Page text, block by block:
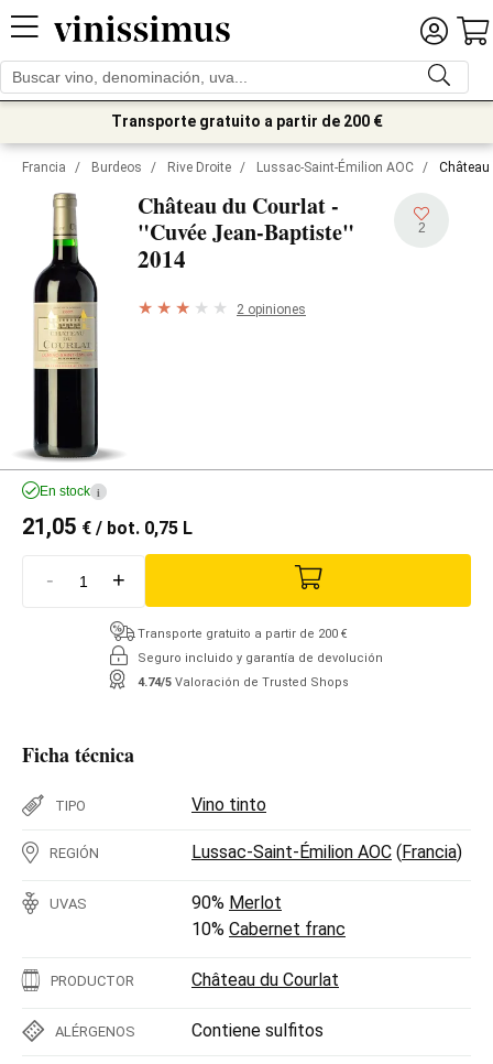
Transporte gratuito a partir de 200 €
Francia / Burdeos / Rive Droite / Lussac-Saint-Émilion AOC / Château
Château du Courlat -
"Cuvée Jean-Baptiste"
2014
2
2 opiniones
En stock i
21,05 € / bot. 0,75 L
- +
Transporte gratuito a partir de 200 €
Seguro incluido y garantía de devolución
4.74/5 Valoración de Trusted Shops
Ficha técnica
TIPO Vino tinto
REGIÓN Lussac-Saint-Émilion AOC (Francia)
UVAS 90% Merlot
10% Cabernet franc
PRODUCTOR Château du Courlat
ALÉRGENOS Contiene sulfitos